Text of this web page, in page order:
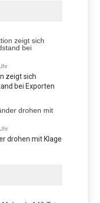
zeigt sich
bei Exporten
drohen mit Klage